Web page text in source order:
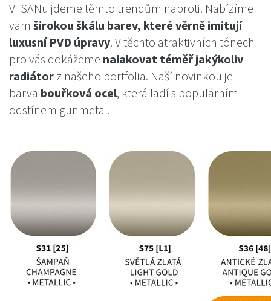
V ISANu jdeme těmto trendům naproti. Nabízíme
vám širokou škálu barev, které věrně imitují
luxusní PVD úpravy. V těchto atraktivních tónech
pro vás dokážeme nalakovat téměř jakýkoliv
radiátorz našeho portfolia. Naší novinkou je
barva bouřková ocel, která ladí s populárním
odstínem gunmetal.